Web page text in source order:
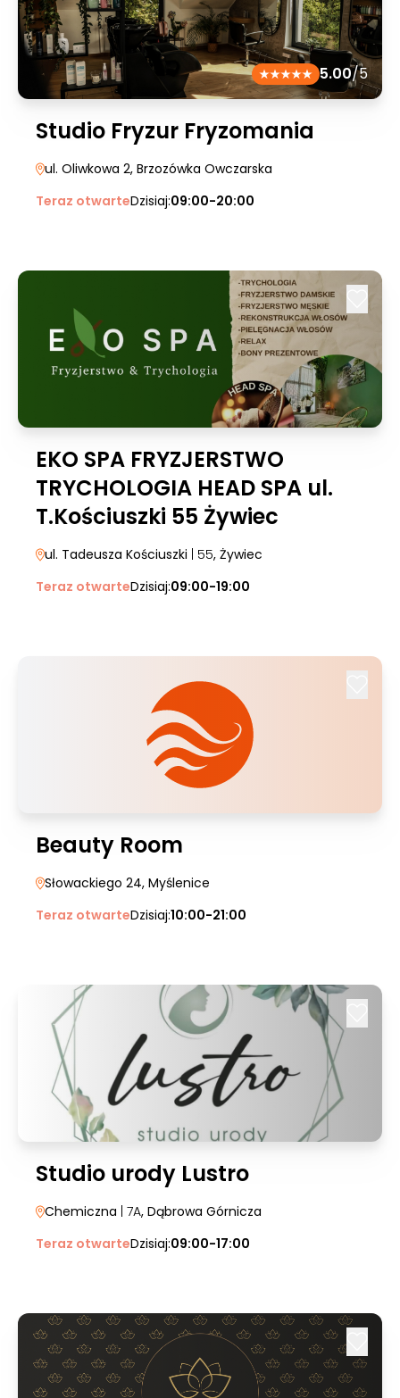
5.00/5
Studio Fryzur Fryzomania
ul. Oliwkowa 2, Brzozówka Owczarska
Teraz otwarteDzisiaj:09:00-20:00
EKO SPA FRYZJERSTWO
TRYCHOLOGIA HEAD SPA ul.
T.Kościuszki 55 Żywiec
ul. Tadeusza Kościuszki | 55, Żywiec
Teraz otwarteDzisiaj:09:00-19:00
Beauty Room
Słowackiego 24, Myślenice
Teraz otwarteDzisiaj:10:00-21:00
Studio urody Lustro
Chemiczna | 7A, Dąbrowa Górnicza
Teraz otwarteDzisiaj:09:00-17:00